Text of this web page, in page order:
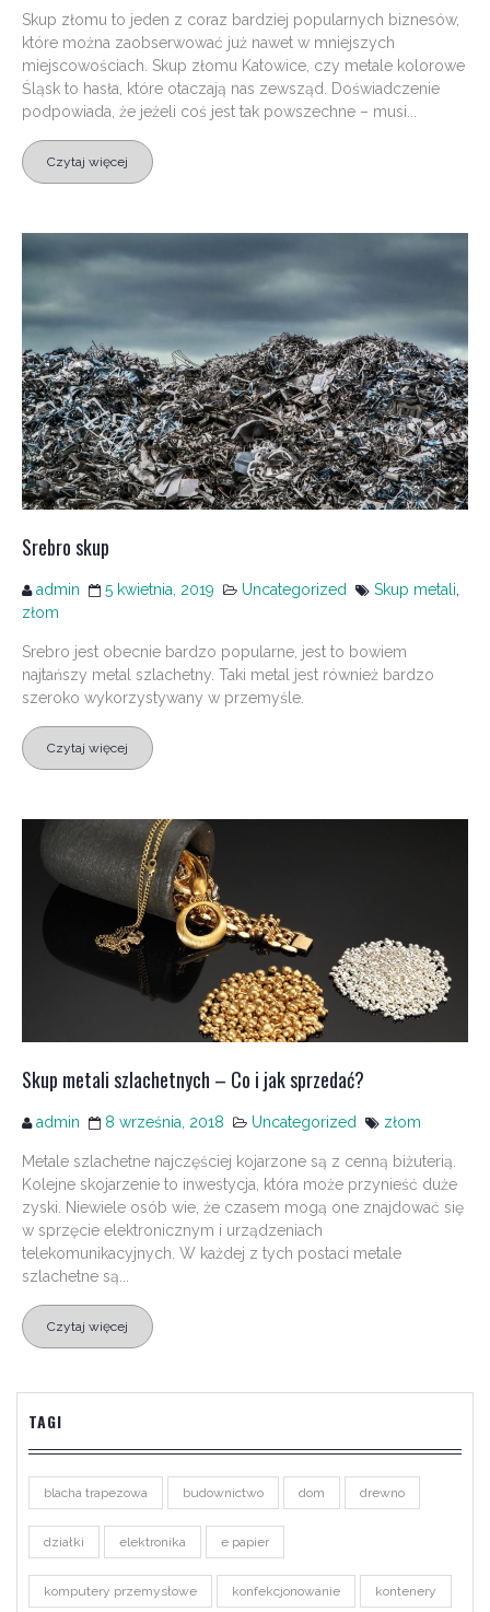
Skup złomu to jeden z coraz bardziej popularnych biznesów,
które można zaobserwować już nawet w mniejszych
miejscowościach. Skup złomu Katowice, czy metale kolorowe
Śląsk to hasła, które otaczają nas zewsząd. Doświadczenie
podpowiada, że jeżeli coś jest tak powszechne – musi...
Czytaj więcej
Srebro skup
admin 5 kwietnia, 2019 Uncategorized Skup metali
złom
Srebro jest obecnie bardzo popularne, jest to bowiem
najtańszy metal szlachetny. Taki metal jest również bardzo
szeroko wykorzystywany w przemyśle.
Czytaj więcej
Skup metali szlachetnych – Co i jak sprzedać?
admin 8 września, 2018 Uncategorized złom
Metale szlachetne najczęściej kojarzone są z cenną biżuterią.
Kolejne skojarzenie to inwestycja, która może przynieść duże
zyski. Niewiele osób wie, że czasem mogą one znajdować się
w sprzęcie elektronicznym i urządzeniach
telekomunikacyjnych. W każdej z tych postaci metale
szlachetne są...
Czytaj więcej
TAGI
blacha trapezowa budownictwo dom drewno
działki elektronika e papier
komputery przemysłowe konfekcjonowanie kontenery